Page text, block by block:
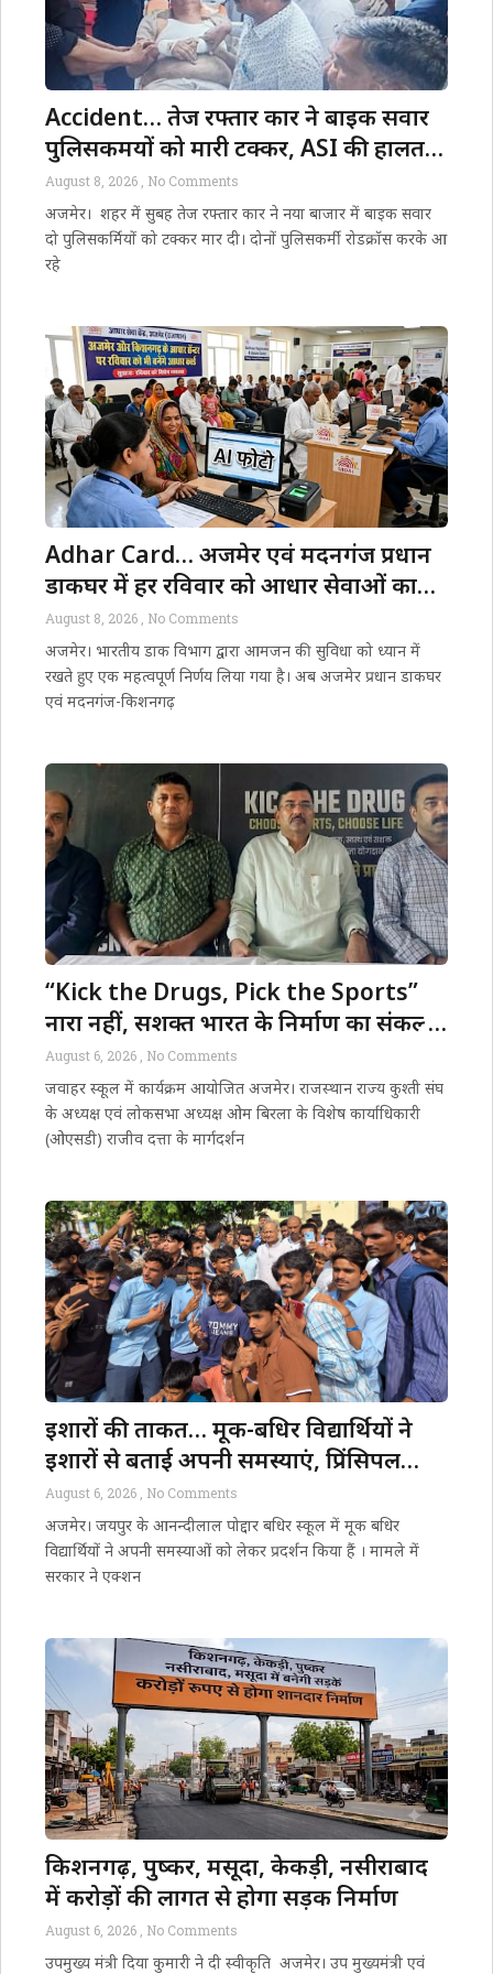
Accident… तेज रफ्तार कार ने बाइक सवार
पुलिसकर्मियों को मारी टक्कर, ASI की हालत
गंभीर, जयपुर रेफर
August 8, 2026 No Comments
अजमेर। शहर में सुबह तेज रफ्तार कार ने नया बाजार में बाइक सवार
दो पुलिसकर्मियों को टक्कर मार दी। दोनों पुलिसकर्मी रोडक्रॉस करके आ
रहे
Adhar Card… अजमेर एवं मदनगंज प्रधान
डाकघर में हर रविवार को आधार सेवाओं का
संचालन
August 8, 2026 No Comments
अजमेर। भारतीय डाक विभाग द्वारा आमजन की सुविधा को ध्यान में
रखते हुए एक महत्वपूर्ण निर्णय लिया गया है। अब अजमेर प्रधान डाकघर
एवं मदनगंज-किशनगढ़
“Kick the Drugs, Pick the Sports”
नारा नहीं, सशक्त भारत के निर्माण का संकल्प
है- डॉ. शर्मा
August 6, 2026 No Comments
जवाहर स्कूल में कार्यक्रम आयोजित अजमेर। राजस्थान राज्य कुश्ती संघ
के अध्यक्ष एवं लोकसभा अध्यक्ष ओम बिरला के विशेष कार्याधिकारी
(ओएसडी) राजीव दत्ता के मार्गदर्शन
इशारों की ताकत… मूक-बधिर विद्यार्थियों ने
इशारों से बताई अपनी समस्याएं, प्रिंसिपल
निलंबित
August 6, 2026 No Comments
अजमेर। जयपुर के आनन्दीलाल पोद्दार बधिर स्कूल में मूक बधिर
विद्यार्थियों ने अपनी समस्याओं को लेकर प्रदर्शन किया हैं । मामले में
सरकार ने एक्शन
किशनगढ़, पुष्कर, मसूदा, केकड़ी, नसीराबाद
में करोड़ों की लागत से होगा सड़क निर्माण
August 6, 2026 No Comments
उपमुख्य मंत्री दिया कुमारी ने दी स्वीकृति अजमेर। उप मुख्यमंत्री एवं